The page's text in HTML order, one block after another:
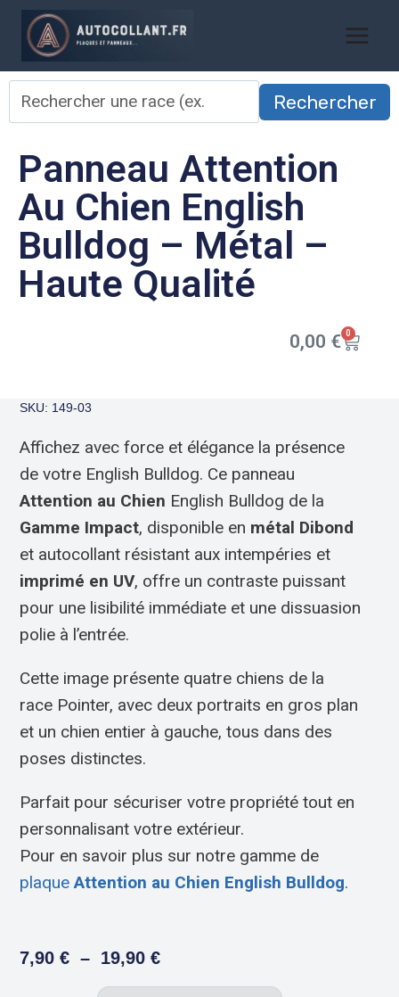
Rechercher
Panneau Attention
Au Chien English
Bulldog – Métal –
Haute Qualité
0,00 € 0
SKU: 149-03
Affichez avec force et élégance la présence
de votre English Bulldog. Ce panneau
Attention au Chien English Bulldog de la
Gamme Impact, disponible en métal Dibond
et autocollant résistant aux intempéries et
imprimé en UV, offre un contraste puissant
pour une lisibilité immédiate et une dissuasion
polie à l’entrée.
Cette image présente quatre chiens de la
race Pointer, avec deux portraits en gros plan
et un chien entier à gauche, tous dans des
poses distinctes.
Parfait pour sécuriser votre propriété tout en
personnalisant votre extérieur.
Pour en savoir plus sur notre gamme de
plaqueAttention au Chien English Bulldog.
7,90€ – 19,90€